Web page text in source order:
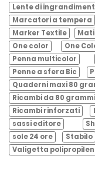
Lente di
Marcatori a tempera
Marker Textile
One color
One
Penna multicolor
Penne a sfera Bic
Quaderni maxi 80
Ricambi da 80 grammi
Ricambi rinforzati
sassi editore
sole 24 ore
Stabilo
Valigetta